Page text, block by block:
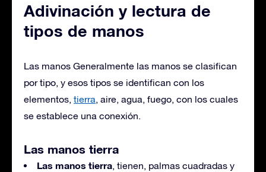
Adivinación y lectura de
tipos de manos
Las manos Generalmente las manos se clasifican
por tipo, y esos tipos se identifican con los
elementos, tierra, aire, agua, fuego, con los cuales
se establece una conexión.
Las manos tierra
Las manos tierra, tienen, palmas cuadradas y